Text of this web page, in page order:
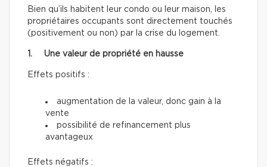
Bien qu’ils habitent leur condo ou leur maison, les
propriétaires occupants sont directement touchés
(positivement ou non) par la crise du logement.
1. Une valeur de propriété en hausse
Effets positifs :
augmentation de la valeur, donc gain à la
vente
possibilité de refinancement plus
avantageux
Effets négatifs :